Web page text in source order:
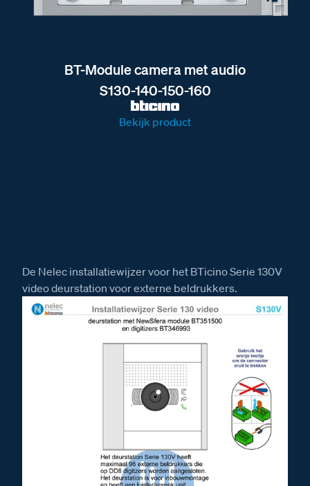
BT-Module camera met audio
S130-140-150-160
Bekijk product
De Nelec installatiewijzer voor het BTicino Serie 130V
video deurstation voor externe beldrukkers.